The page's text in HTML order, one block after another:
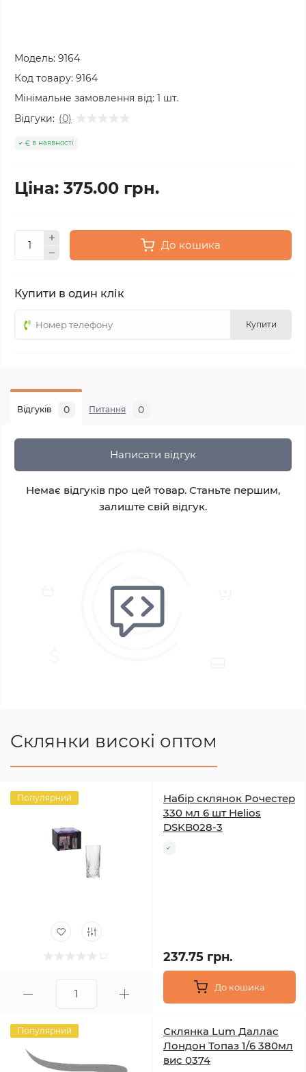
Модель: 9164
Код товару: 9164
Мінімальне замовлення від: 1 шт.
Відгуки: (0)
Є в наявності
Ціна: 375.00 грн.
До кошика
Купити в один клік
Купити
Відгуків 0 Питання 0
Написати відгук
Немає відгуків про цей товар. Станьте першим,
залиште свій відгук.
Склянки високі оптом
Популярний
Набір склянок Рочестер
330 мл 6 шт Helios
DSKB028-3
237.75 грн.
До кошика
Популярний
Склянка Lum Даллас
Лондон Топаз 1/6 380мл
вис 0374